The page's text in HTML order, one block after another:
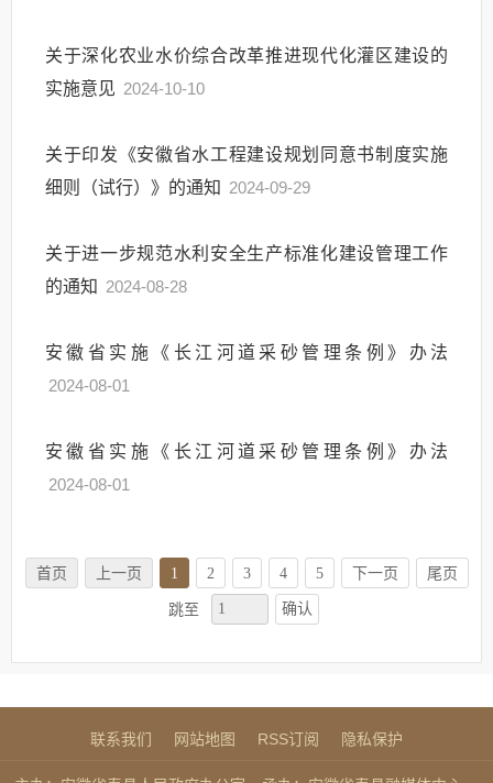
关于深化农业水价综合改革推进现代化灌区建设的
实施意见 2024-10-10
关于印发《安徽省水工程建设规划同意书制度实施
细则（试行）》的通知 2024-09-29
关于进一步规范水利安全生产标准化建设管理工作
的通知 2024-08-28
安徽省实施《长江河道采砂管理条例》办法
2024-08-01
安徽省实施《长江河道采砂管理条例》办法
2024-08-01
首页 上一页 1 2 3 4 5 下一页 尾页
跳至 确认
联系我们 网站地图 RSS订阅 隐私保护